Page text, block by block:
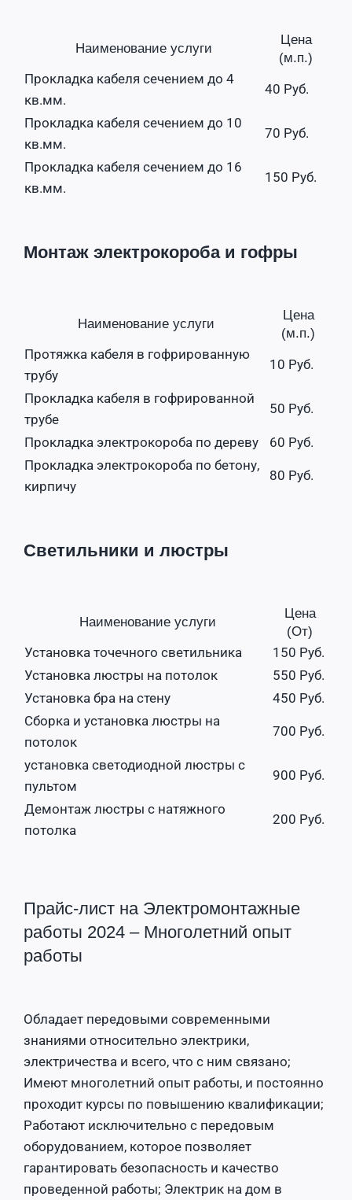
Наименование услуги
Цена
(м.п.)
Прокладка кабеля сечением до 4
кв.мм.
40 Руб.
Прокладка кабеля сечением до 10
кв.мм.
70 Руб.
Прокладка кабеля сечением до 16
кв.мм.
150 Руб.
Монтаж электрокороба и гофры
Наименование услуги
Цена
(м.п.)
Протяжка кабеля в гофрированную
трубу
10 Руб.
Прокладка кабеля в гофрированной
трубе
50 Руб.
Прокладка электрокороба по дереву
60 Руб.
Прокладка электрокороба по бетону,
кирпичу
80 Руб.
Светильники и люстры
Наименование услуги
Цена
(От)
Установка точечного светильника
150 Руб.
Установка люстры на потолок
550 Руб.
Установка бра на стену
450 Руб.
Сборка и установка люстры на
потолок
700 Руб.
установка светодиодной люстры с
пультом
900 Руб.
Демонтаж люстры с натяжного
потолка
200 Руб.
Прайс-лист на Электромонтажные
работы 2024 – Многолетний опыт
работы
Обладает передовыми современными
знаниями относительно электрики,
электричества и всего, что с ним связано;
Имеют многолетний опыт работы, и постоянно
проходит курсы по повышению квалификации;
Работают исключительно с передовым
оборудованием, которое позволяет
гарантировать безопасность и качество
проведенной работы; Электрик на дом в